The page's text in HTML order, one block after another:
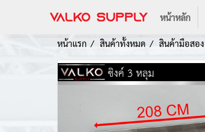
หน้าหลัก
หน้าแรก สินค้าทั้งหมด สินค้ามือสอง